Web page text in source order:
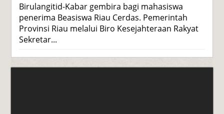
Birulangitid-Kabar gembira bagi mahasiswa
penerima Beasiswa Riau Cerdas. Pemerintah
Provinsi Riau melalui Biro Kesejahteraan Rakyat
Sekretar...